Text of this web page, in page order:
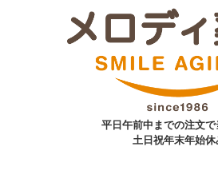
平日午前中までの注文で
土日祝年末年始休